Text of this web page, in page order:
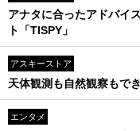
アナタに合ったアドバイ
ト「TISPY」
アスキーストア
天体観測も自然観察もで
エンタメ